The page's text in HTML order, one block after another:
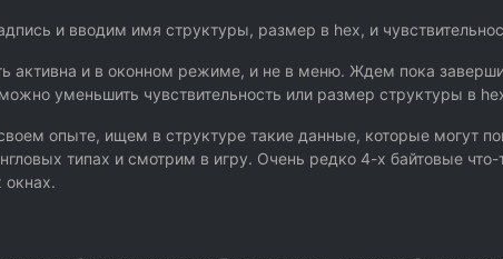
и вводим имя структуры, размер в hex, и
и в оконном режиме, и не в меню. Ждем пока
уменьшить чувствительность или размер структуры в
опыте, ищем в структуре такие данные, которые могут
типах и смотрим в игру. Очень редко 4-х байтовые
окнах.